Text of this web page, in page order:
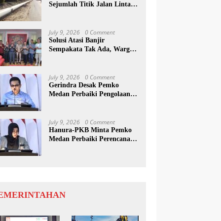
Sejumlah Titik Jalan Lintas
meningkatkan Kewaspadaan
July 9, 2026 0 Comment
Solusi Atasi Banjir
Sempakata Tak Ada, Warga
July 9, 2026 0 Comment
Gerindra Desak Pemko
Medan Perbaiki Pengolaan
July 9, 2026 0 Comment
Hanura-PKB Minta Pemko
Medan Perbaiki Perencanaan